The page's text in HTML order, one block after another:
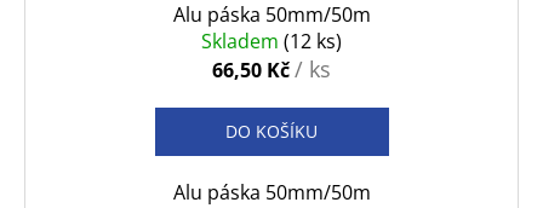
Alu páska 50mm/50m
Skladem (12 ks)
66,50 Kč/ ks
DO KOŠÍKU
Alu páska 50mm/50m